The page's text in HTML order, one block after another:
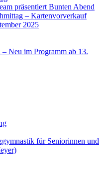
präsentiert Bunten Abend
– Kartenvorverkauf
2025
Neu im Programm ab 13.
für Seniorinnen und